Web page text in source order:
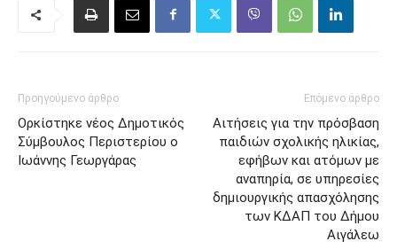
Προηγούμενο άρθρο
Ορκίστηκε νέος Δημοτικός
Σύμβουλος Περιστερίου ο
Ιωάννης Γεωργάρας
Επόμενο άρθρο
Αιτήσεις για την πρόσβαση
παιδιών σχολικής ηλικίας,
εφήβων και ατόμων με
αναπηρία, σε υπηρεσίες
δημιουργικής απασχόλησης
των ΚΔΑΠ του Δήμου
Αιγάλεω